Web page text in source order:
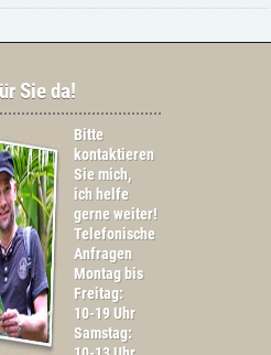
Sie da!
Bitte
kontaktieren
Sie mich,
ich helfe
gerne weiter!
Telefonische
Anfragen
Montag bis
Freitag:
10-19 Uhr
Samstag: